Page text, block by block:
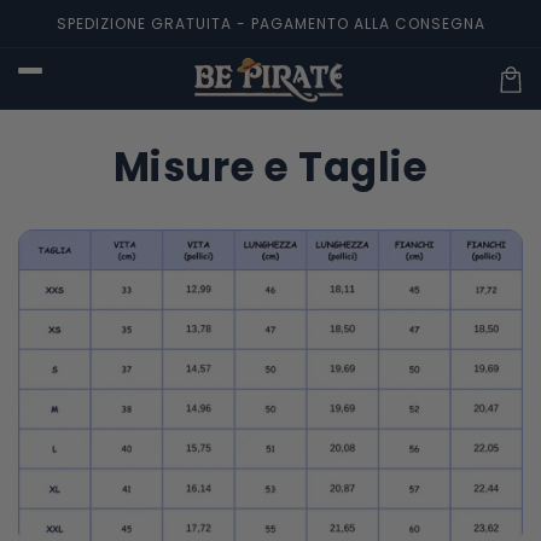
SPEDIZIONE GRATUITA - PAGAMENTO ALLA CONSEGNA
Misure e Taglie